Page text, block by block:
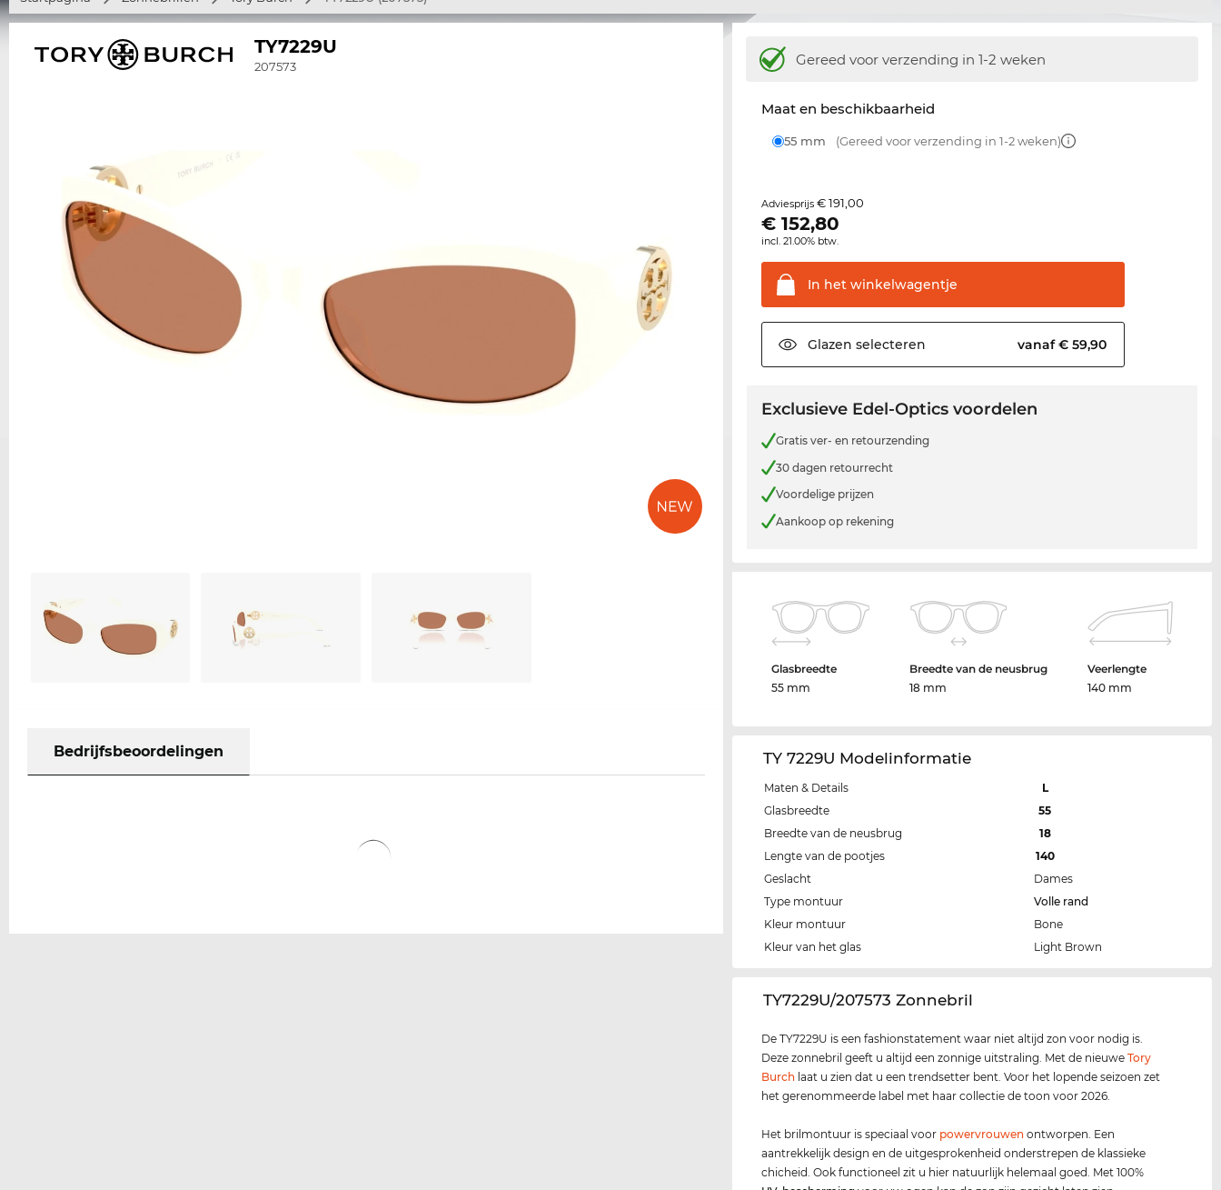
TY7229U
207573
Bedrijfsbeoordelingen
Gereed voor verzending in 1-2 weken
Maat en beschikbaarheid
55 mm (Gereed voor verzending in 1-2 weken)
Adviesprijs€ 191,00
€152,80
incl. 21.00% btw.
In het winkelwagentje
Glazen selecteren vanaf € 59,90
Exclusieve Edel-Optics voordelen
Gratis ver- en retourzending
30 dagen retourrecht
Voordelige prijzen
Aankoop op rekening
Glasbreedte
55 mm
Breedte van de neusbrug
18 mm
Veerlengte
140 mm
TY 7229U Modelinformatie
Maten & Details
L
Glasbreedte
55
Breedte van de neusbrug
18
Lengte van de pootjes
140
Geslacht
Dames
Type montuur
Volle rand
Kleur montuur
Bone
Kleur van het glas
Light Brown
‌TY7229U/207573 Zonnebril
De TY7229U is een fashionstatement waar niet altijd zon voor nodig is.
Deze zonnebril geeft u altijd een zonnige uitstraling. Met de nieuweTory
Burch laat u zien dat u een trendsetter bent. Voor het lopende seizoen zet
het gerenommeerde label met haar collectie de toon voor 2026.
Het brilmontuur is speciaal voor powervrouwen ontworpen. Een
aantrekkelijk design en de uitgesprokenheid onderstrepen de klassieke
chicheid. Ook functioneel zit u hier natuurlijk helemaal goed. Met 100%